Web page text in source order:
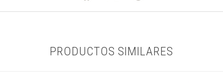
PRODUCTOS SIMILARES